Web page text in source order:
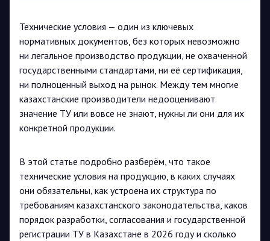
Технические условия — один из ключевых
нормативных документов, без которых невозможно
ни легальное производство продукции, не охваченной
государственными стандартами, ни её сертификация,
ни полноценный выход на рынок. Между тем многие
казахстанские производители недооценивают
значение ТУ или вовсе не знают, нужны ли они для их
конкретной продукции.
В этой статье подробно разберём, что такое
технические условия на продукцию, в каких случаях
они обязательны, как устроена их структура по
требованиям казахстанского законодательства, каков
порядок разработки, согласования и государственной
регистрации ТУ в Казахстане в 2026 году и сколько